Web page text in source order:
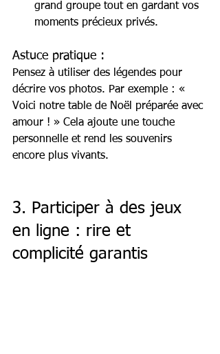
grand groupe tout en gardant vos
moments précieux privés.
Astuce pratique :
Pensez à utiliser des légendes pour
décrire vos photos. Par exemple : «
Voici notre table de Noël préparée avec
amour ! » Cela ajoute une touche
personnelle et rend les souvenirs
encore plus vivants.
3. Participer à des jeux
en ligne : rire et
complicité garantis